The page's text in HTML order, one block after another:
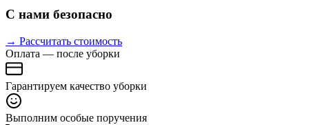
С нами безопасно
→ Рассчитать стоимость
Оплата — после уборки
Гарантируем качество уборки
Выполним особые поручения